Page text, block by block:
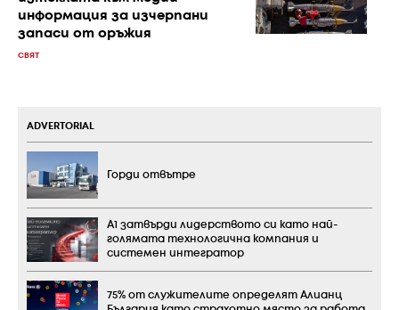
информация за изчерпани
запаси от оръжия
СВЯТ
ADVERTORIAL
Горди отвътре
А1 затвърди лидерството си като най-
голямата технологична компания и
системен интегратор
75% от служителите определят Алианц